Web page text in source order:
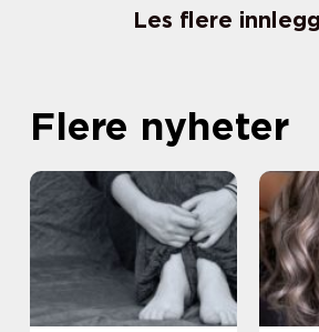
Les flere
Flere nyheter